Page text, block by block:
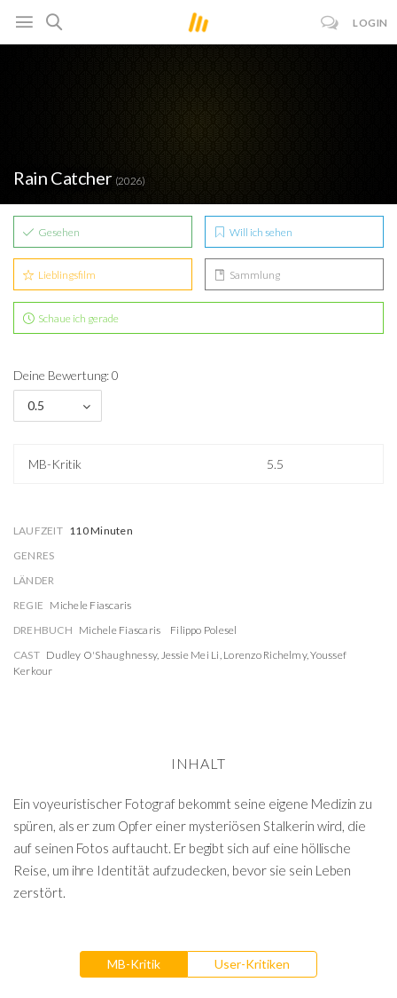
LOGIN
Rain Catcher (2026)
Gesehen Will ich sehen
Lieblingsfilm Sammlung
Schaue ich gerade
Deine Bewertung: 0
0.5
MB-Kritik 5.5
LAUFZEIT 110 Minuten
GENRES
LÄNDER
REGIE Michele Fiascaris
DREHBUCH Michele Fiascaris
Filippo Polesel
CAST Dudley O'Shaughnessy, Jessie Mei Li, Lorenzo Richelmy,Youssef
Kerkour
INHALT
Ein voyeuristischer Fotograf bekommt seine eigene Medizin zu
spüren, als er zum Opfer einer mysteriösen Stalkerin wird, die
auf seinen Fotos auftaucht. Er begibt sich auf eine höllische
Reise, um ihre Identität aufzudecken, bevor sie sein Leben
zerstört.
MB-Kritik User-Kritiken